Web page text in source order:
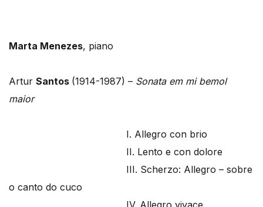
Marta Menezes, piano
Artur Santos (1914-1987) – Sonata em mi bemol
maior
I. Allegro con brio
II. Lento e con dolore
III. Scherzo: Allegro – sobre
o canto do cuco